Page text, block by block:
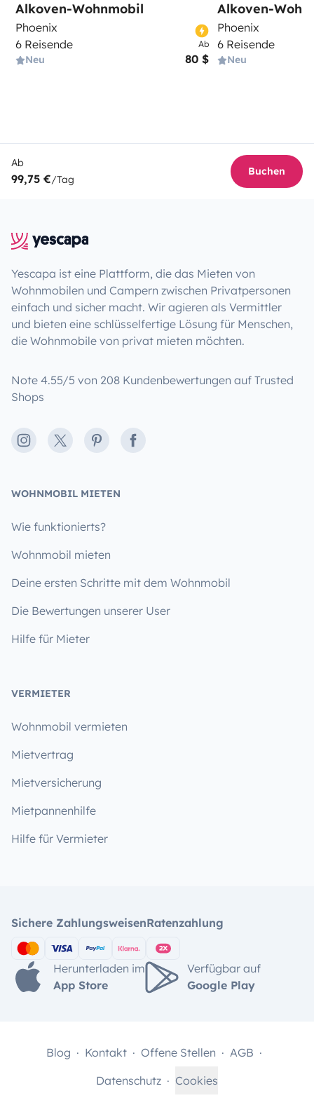
Alkoven-Wohnmobil
Phoenix
6 Reisende
Neu
Ab
80 $
Alkoven-
Phoenix
6 Reisende
Neu
Ab
99,75 €/Tag
Buchen
Yescapa ist eine Plattform, die das Mieten von
Wohnmobilen und Campern zwischen Privatpersonen
einfach und sicher macht. Wir agieren als Vermittler
und bieten eine schlüsselfertige Lösung für Menschen,
die Wohnmobile von privat mieten möchten.
Note 4.55/5 von 208 Kundenbewertungen auf Trusted
Shops
Instagram
X PinterestFacebook
WOHNMOBIL MIETEN
Wie funktionierts?
Wohnmobil mieten
Deine ersten Schritte mit dem Wohnmobil
Die Bewertungen unserer User
Hilfe für Mieter
VERMIETER
Wohnmobil vermieten
Mietvertrag
Mietversicherung
Mietpannenhilfe
Hilfe für Vermieter
Sichere ZahlungsweisenRatenzahlung
Herunterladen im
App Store
Verfügbar auf
Google Play
Blog Kontakt Offene Stellen
AGB
Datenschutz
Cookies